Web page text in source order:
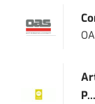
P...